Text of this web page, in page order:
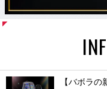
【バボラ